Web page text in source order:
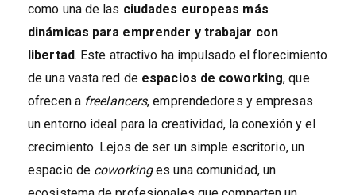
como una de las ciudades europeas más
dinámicas para emprender y trabajar con
libertad. Este atractivo ha impulsado el florecimiento
de una vasta red de espacios de coworking, que
ofrecen a freelancers, emprendedores y empresas
un entorno ideal para la creatividad, la conexión y el
crecimiento. Lejos de ser un simple escritorio, un
espacio de coworkinges una comunidad, un